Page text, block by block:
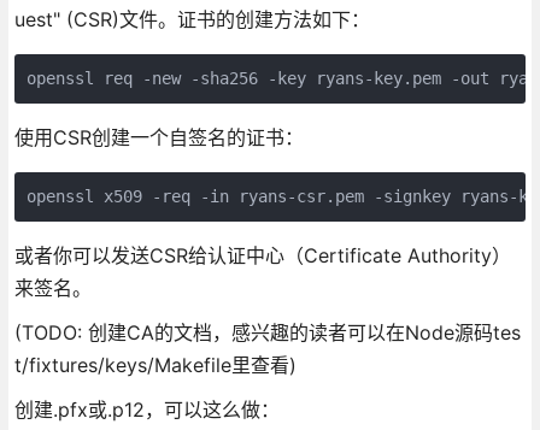
uest" (CSR)文件。证书的创建方法如下：
openssl req -new -sha256 -key ryans-key.pem -out
使用CSR创建一个自签名的证书：
openssl x509 -req -in ryans-csr.pem -signkey ryans-
或者你可以发送CSR给认证中心（Certificate Authority）
来签名。
(TODO: 创建CA的文档，感兴趣的读者可以在Node源码tes
t/fixtures/keys/Makefile里查看)
创建.pfx或.p12，可以这么做：